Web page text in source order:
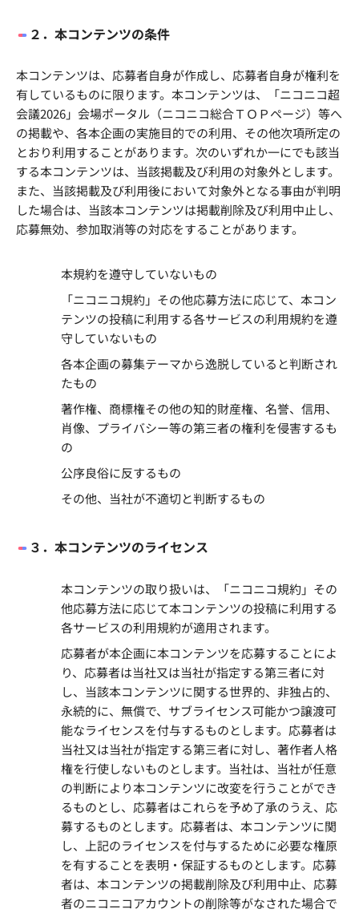
２．本コンテンツの条件
本コンテンツは、応募者自身が作成し、応募者自身が権利を
有しているものに限ります。本コンテンツは、「ニコニコ超
会議2026」会場ポータル（ニコニコ総合ＴＯＰページ）等へ
の掲載や、各本企画の実施目的での利用、その他次項所定の
とおり利用することがあります。次のいずれか一にでも該当
する本コンテンツは、当該掲載及び利用の対象外とします。
また、当該掲載及び利用後において対象外となる事由が判明
した場合は、当該本コンテンツは掲載削除及び利用中止し、
応募無効、参加取消等の対応をすることがあります。
本規約を遵守していないもの
「ニコニコ規約」その他応募方法に応じて、本コン
テンツの投稿に利用する各サービスの利用規約を遵
守していないもの
各本企画の募集テーマから逸脱していると判断され
たもの
著作権、商標権その他の知的財産権、名誉、信用、
肖像、プライバシー等の第三者の権利を侵害するも
の
公序良俗に反するもの
その他、当社が不適切と判断するもの
３．本コンテンツのライセンス
本コンテンツの取り扱いは、「ニコニコ規約」その
他応募方法に応じて本コンテンツの投稿に利用する
各サービスの利用規約が適用されます。
応募者が本企画に本コンテンツを応募することによ
り、応募者は当社又は当社が指定する第三者に対
し、当該本コンテンツに関する世界的、非独占的、
永続的に、無償で、サブライセンス可能かつ譲渡可
能なライセンスを付与するものとします。応募者は
当社又は当社が指定する第三者に対し、著作者人格
権を行使しないものとします。当社は、当社が任意
の判断により本コンテンツに改変を行うことができ
るものとし、応募者はこれらを予め了承のうえ、応
募するものとします。応募者は、本コンテンツに関
し、上記のライセンスを付与するために必要な権原
を有することを表明・保証するものとします。応募
者は、本コンテンツの掲載削除及び利用中止、応募
者のニコニコアカウントの削除等がなされた場合で